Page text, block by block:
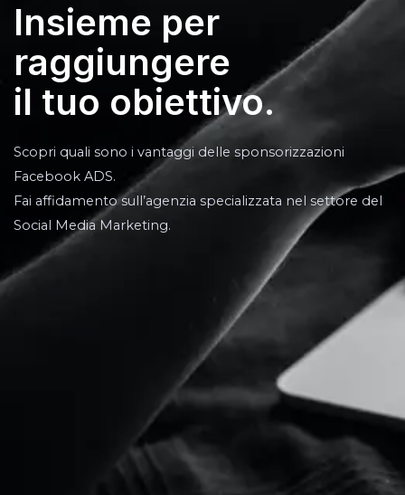
Insieme per
raggiungere
il tuo obiettivo.
Scopri quali sono i vantaggi delle sponsorizzazioni
Facebook ADS.
Fai affidamento sull’agenzia specializzata nel settore del
Social Media Marketing.